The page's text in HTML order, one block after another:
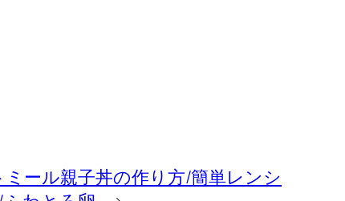
ミール親子丼の作り方/簡単レンシ